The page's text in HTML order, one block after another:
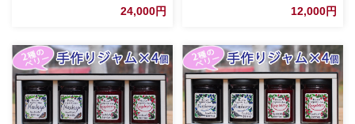
24,000円 12,000円